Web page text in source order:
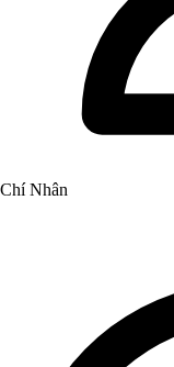
Chí Nhân